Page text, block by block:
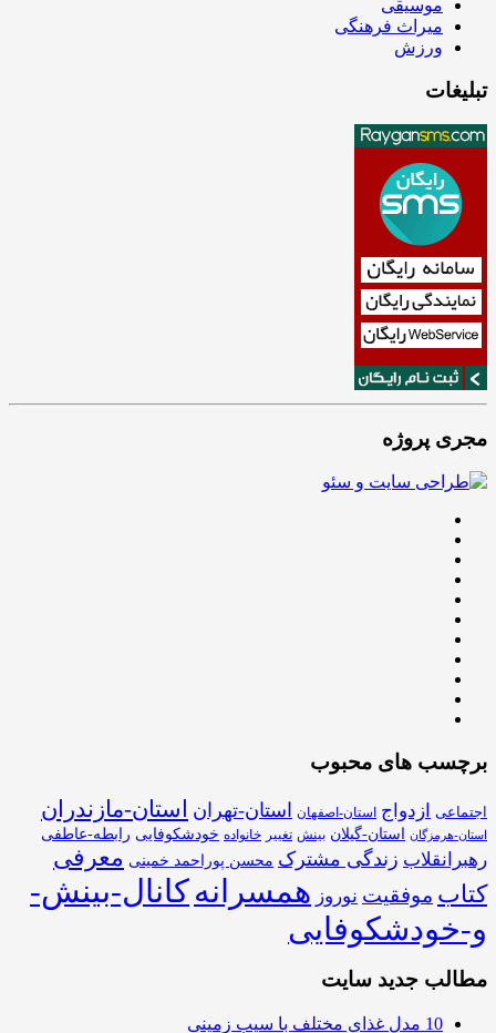
موسیقی
میراث فرهنگی
ورزش
تبلیغات
مجری پروژه
برچسب های محبوب
اجتماعی ازدواج استان-اصفهان استان-تهران استان-مازندران
استان-هرمزگان استان-گیلان بینش تغییر خانواده خودشکوفایی رابطه-عاطفی
رهبرانقلاب زندگی مشترک محسن پوراحمد خمینی معرفی
کتاب موفقیت نوروز همسرانهکانال-بینش-
و-خودشکوفایی
مطالب جدید سایت
10 مدل غذای مختلف با سیب زمینی